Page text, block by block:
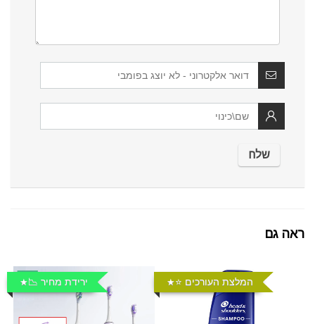
ראה גם
המלצת העורכים ⭐️ ירידת מחיר 📉